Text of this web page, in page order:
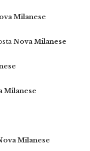
Milanese
Nova Milanese
Milanese
Milanese